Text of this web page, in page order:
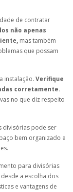
de contratar
não apenas
mas também
que possam
instalação. Verifique
corretamente.
no que diz respeito
divisórias pode ser
bem organizado e
para divisórias
a escolha dos
e vantagens de